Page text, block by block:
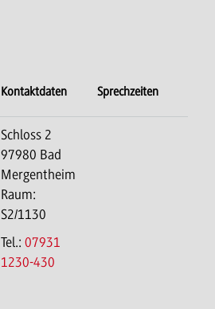
Kontaktdaten Sprechzeiten
Schloss 2
97980 Bad
Mergentheim
Raum:
S2/1130
Tel.: 07931
1230-430